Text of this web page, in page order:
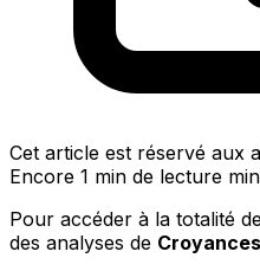
Cet article est réservé aux
Encore 1 min de lecture
Pour accéder à la totalité
des analyses de